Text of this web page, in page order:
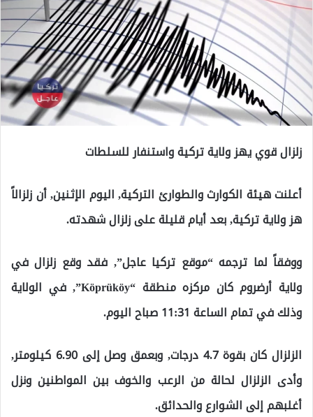
زلزال قوي يهز ولاية تركية واستنفار للسلطات
أعلنت هيئة الكوارث والطوارئ التركية, اليوم الإثنين, أن زلزالاً
هز ولاية تركية, بعد أيام قليلة على زلزال شهدته.
ووفقاً لما ترجمه “موقع تركيا عاجل”, فقد وقع زلزال في
ولاية أرضروم كان مركزه منطقة “Köprüköy”, في الولاية
وذلك في تمام الساعة 11:31 صباح اليوم.
الزلزال كان بقوة 4.7 درجات, وبعمق وصل إلى 6.90 كيلومتر,
وأدى الزلزال لحالة من الرعب والخوف بين المواطنين ونزل
أغلبهم إلى الشوارع والحدائق.